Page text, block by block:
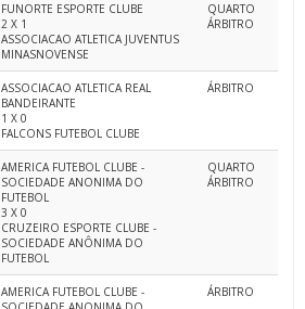
FUNORTE ESPORTE CLUBE
2 X 1
ASSOCIACAO ATLETICA JUVENTUS
MINASNOVENSE
QUARTO
ÁRBITRO
ASSOCIACAO ATLETICA REAL
BANDEIRANTE
1 X 0
FALCONS FUTEBOL CLUBE
ÁRBITRO
AMERICA FUTEBOL CLUBE -
SOCIEDADE ANONIMA DO
FUTEBOL
3 X 0
CRUZEIRO ESPORTE CLUBE -
SOCIEDADE ANÔNIMA DO
FUTEBOL
QUARTO
ÁRBITRO
AMERICA FUTEBOL CLUBE -
ÁRBITRO